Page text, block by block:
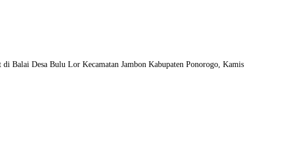
Balai Desa Bulu Lor Kecamatan Jambon Kabupaten Ponorogo, Kamis